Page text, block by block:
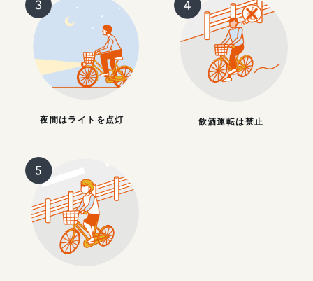
夜間はライトを点灯 飲酒運転は禁止